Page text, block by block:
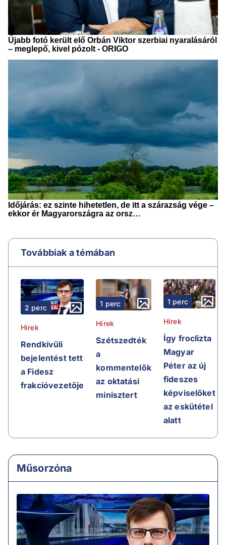
Továbbiak a témában
2 perc
Hírek
Rendkívüli
bejelentést tett
a Fidesz
frakcióvezetője
1 perc
Hírek
Szétszedték
a
kommentelők
az oktatási
minisztert
1 perc
Hírek
Így froclizta
Magyar
Péter az új
fideszes
képviselőket
az eskütétel
alatt
Műsorzóna